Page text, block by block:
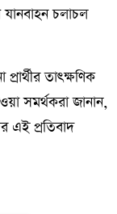
চলাচল
তাৎক্ষণিক
সমর্থকরা জানান,
এই প্রতিবাদ